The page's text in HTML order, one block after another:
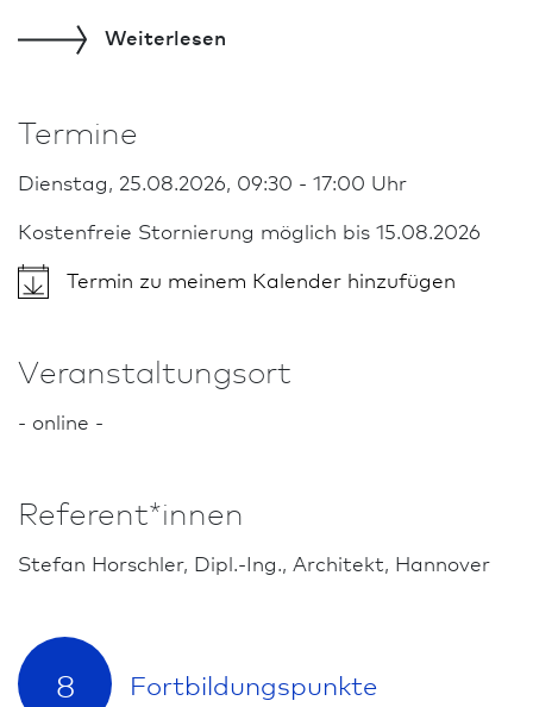
Weiterlesen
Termine
Dienstag, 25.08.2026, 09:30 - 17:00 Uhr
Kostenfreie Stornierung möglich bis 15.08.2026
Termin zu meinem Kalender hinzufügen
Veranstaltungsort
- online -
Referent*innen
Stefan Horschler, Dipl.-Ing., Architekt, Hannover
8 Fort­bildungs­punkte